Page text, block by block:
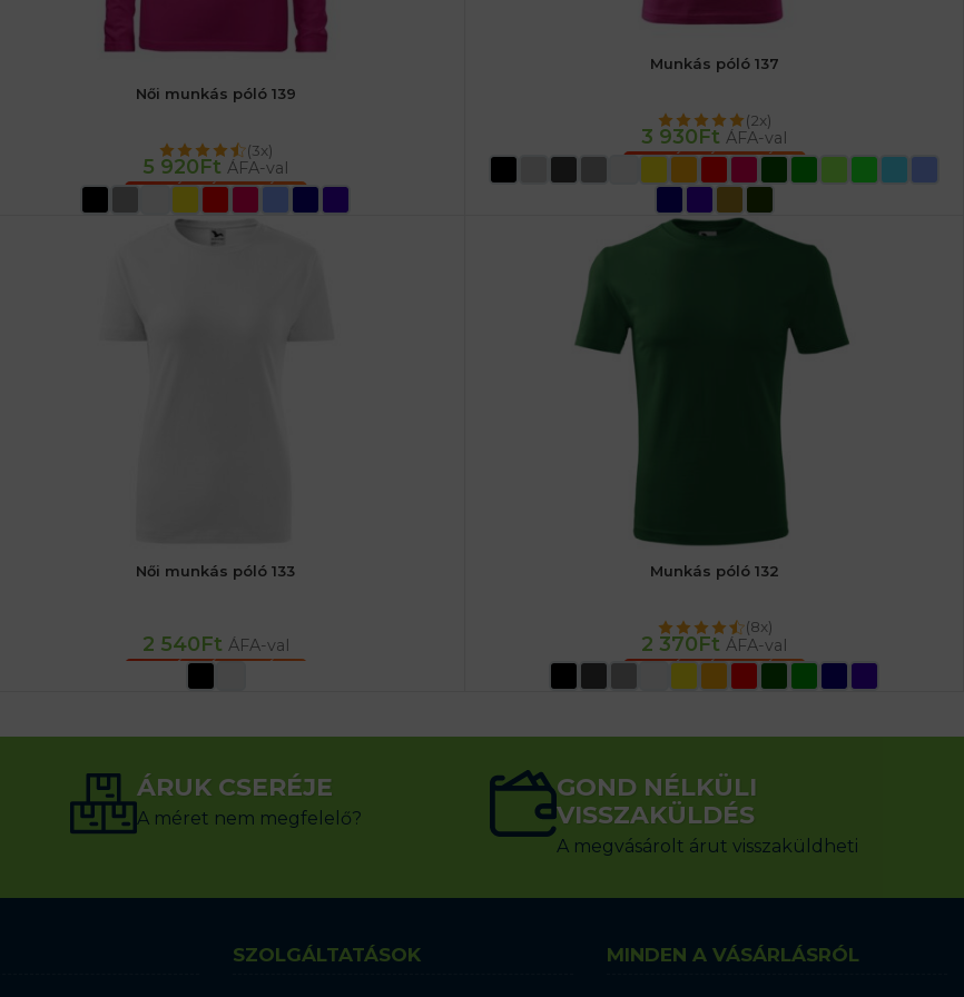
Női munkás póló 139
(3x)
5 920Ft ÁFA-val
OPCIÓK VÁLASZTÁSA
Munkás póló 137
(2x)
3 930Ft ÁFA-val
OPCIÓK VÁLASZTÁSA
Női munkás póló 133
2 540Ft ÁFA-val
OPCIÓK VÁLASZTÁSA
Munkás póló 132
(8x)
2 370Ft ÁFA-val
OPCIÓK VÁLASZTÁSA
ÁRUK CSERÉJE
A méret nem megfelelő?
GOND NÉLKÜLI
VISSZAKÜLDÉS
A megvásárolt árut visszaküldheti
SZOLGÁLTATÁSOK MINDEN A VÁSÁRLÁSRÓL